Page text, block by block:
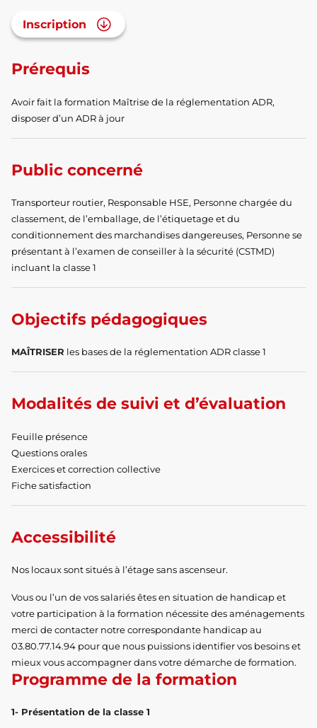
Inscription
Prérequis
Avoir fait la formation Maîtrise de la réglementation ADR,
disposer d’un ADR à jour
Public concerné
Transporteur routier, Responsable HSE, Personne chargée du
classement, de l’emballage, de l’étiquetage et du
conditionnement des marchandises dangereuses, Personne se
présentant à l’examen de conseiller à la sécurité (CSTMD)
incluant la classe 1
Objectifs pédagogiques
MAÎTRISER les bases de la réglementation ADR classe 1
Modalités de suivi et d’évaluation
Feuille présence
Questions orales
Exercices et correction collective
Fiche satisfaction
Accessibilité
Nos locaux sont situés à l’étage sans ascenseur.
Vous ou l’un de vos salariés êtes en situation de handicap et
votre participation à la formation nécessite des aménagements
merci de contacter notre correspondante handicap au
03.80.77.14.94 pour que nous puissions identifier vos besoins et
mieux vous accompagner dans votre démarche de formation.
Programme de la formation
1- Présentation de la classe 1